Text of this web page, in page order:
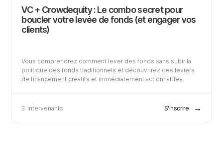
VC + Crowdequity : Le combo secret pour
boucler votre levée de fonds (et engager vos
clients)
Vous comprendrez comment lever des fonds sans subir la
politique des fonds traditionnels et découvrirez des leviers
de financement créatifs et immédiatement actionnables.
3 intervenants S'inscrire →